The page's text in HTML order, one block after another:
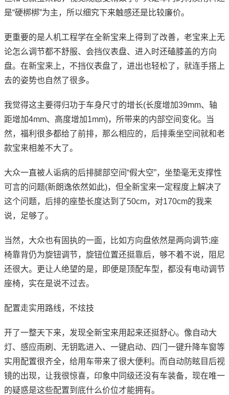
是“硬梆梆”为主，所以细究下来触感还是比较廉价。
更重要的是人机工程学在全新宝来上得到了改善，老宝来上无
论怎么调节都不舒服、会挡仪表盘、进入时还磕膝盖的方向
盘。在新宝来上，不挡仪表盘了，进出也轻松了，就连手搭上
去的姿势也自然了很多。
我觉得这主要得归功于车身尺寸的增长(长度增加39mm、轴
距增加4mm、高度增加1mm)，所带来的内部空间变化。当
然，福利很多都给了前排，那么相应的，后排乘坐空间就和老
款宝来相差不大了。
大众一直被人诟病的后排腿部空间“假大空”，坐垫毫无支撑性
可言的问题(新朗逸依然如此)，但全新宝来一定程度上解决了
这个问题，后排的座垫长度达到了50cm，对170cm的我来
说，足够了。
当然，大众也有固执的一面，比如方向盘依然是两向调节;座
椅靠背仍为旋钮调节，旋钮位置还挺靠后，够不着不说，阻尼
还很大。更让人绝望的是，即便是顶配车型，都没有电动调节
座椅，实在是说不过去。
配置走实用路线，不炫技
开了一整天下来，发现全新宝来用起来还挺舒心。像自动大
灯、感应雨刷、无钥匙进入、一键启动、四门一键升降车窗等
实用配置很齐全，给用车带来了很大便利。而自动防眩目后视
镜的出现，让我很惊喜，印象中同级还没有车装备，现在唯一
的疑惑是这些配置到底什么价位才能拥有。